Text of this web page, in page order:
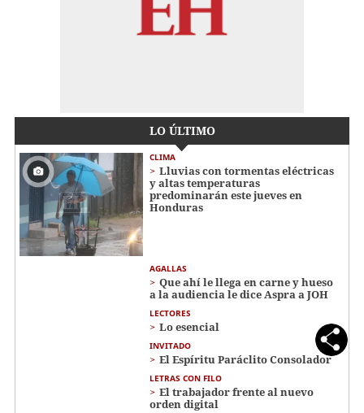
LO ÚLTIMO
CLIMA
Lluvias con tormentas eléctricas
y altas temperaturas
predominarán este jueves en
Honduras
AGALLAS
Que ahí le llega en carne y hueso
a la audiencia le dice Aspra a JOH
LECTORES
Lo esencial
INVITADO
El Espíritu Paráclito Consolador
LETRAS CON FILO
El trabajador frente al nuevo
orden digital